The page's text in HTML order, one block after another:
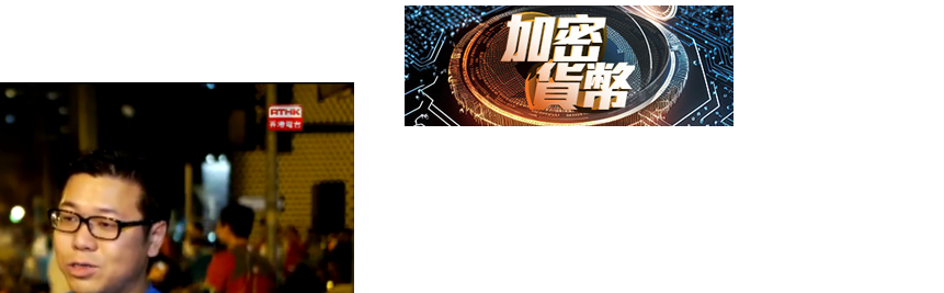
成為 EJ Tech 會員
最新資訊（附創業懶人包），直達郵箱！